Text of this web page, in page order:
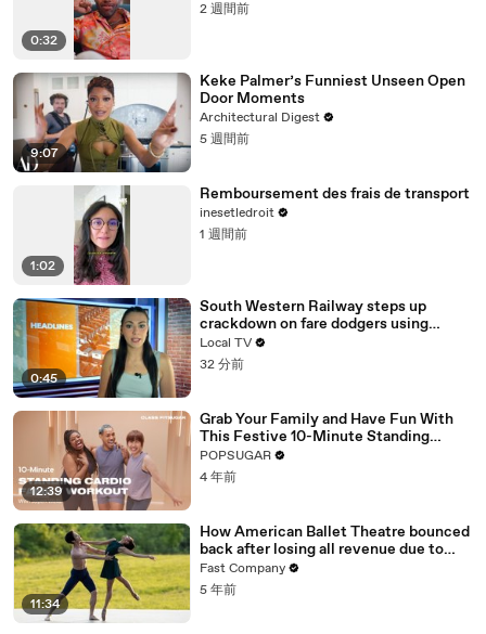
0:32
2 週間前
9:07
Keke Palmer’s Funniest Unseen Open
Door Moments
Architectural Digest
5 週間前
1:02
Remboursement des frais de transport
inesetledroit
1 週間前
0:45
South Western Railway steps up
crackdown on fare dodgers using
ticket loophole
Local TV
32 分前
12:39
Grab Your Family and Have Fun With
This Festive 10-Minute Standing
Cardio Workout
POPSUGAR
4 年前
11:34
How American Ballet Theatre bounced
back after losing all revenue due to
COVID
Fast Company
5 年前